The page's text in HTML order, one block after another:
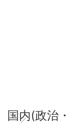
国内(政治